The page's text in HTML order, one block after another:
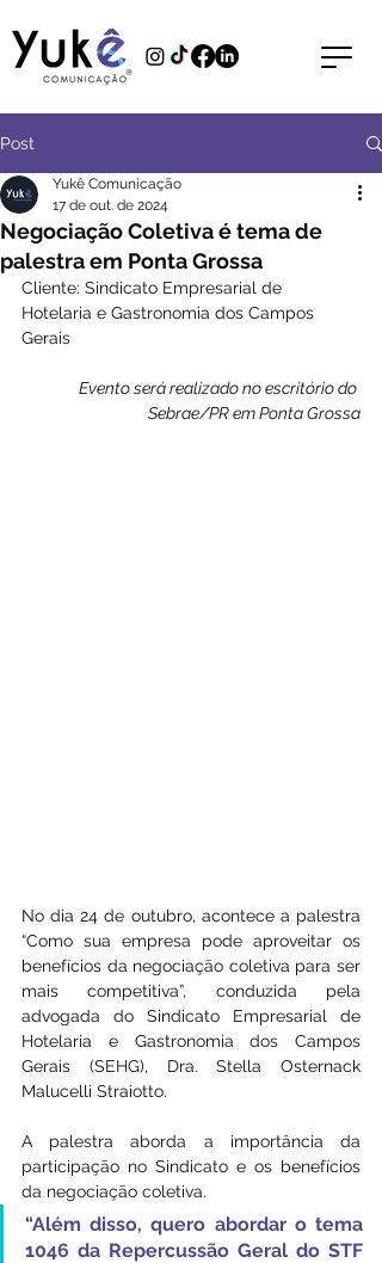
Post
Negociação Coletiva é tema de
palestra em Ponta Grossa
Yukê Comunicação
17 de out. de 2024
Cliente: Sindicato Empresarial de
Hotelaria e Gastronomia dos Campos
Gerais
Evento será realizado no escritório do
Sebrae/PR em Ponta Grossa
No dia 24 de outubro, acontece a palestra
“Como sua empresa pode aproveitar os
benefícios da negociação coletiva para ser
mais competitiva”, conduzida pela
advogada do Sindicato Empresarial de
Hotelaria e Gastronomia dos Campos
Gerais (SEHG), Dra. Stella Osternack
Malucelli Straiotto.
A palestra aborda a importância da
participação no Sindicato e os benefícios
da negociação coletiva.
“Além disso, quero abordar o tema
1046 da Repercussão Geral do STF